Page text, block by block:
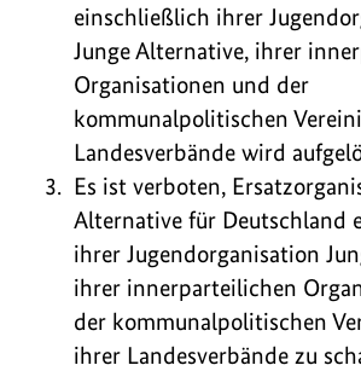
einschließlich ihrer
Junge Alternative, ihrer
Organisationen und der
kommunalpolitischen
Landesverbände wird
Es ist verboten,
Alternative für Deutschland
ihrer Jugendorganisation
ihrer innerparteilichen
der kommunalpolitischen
ihrer Landesverbände zu